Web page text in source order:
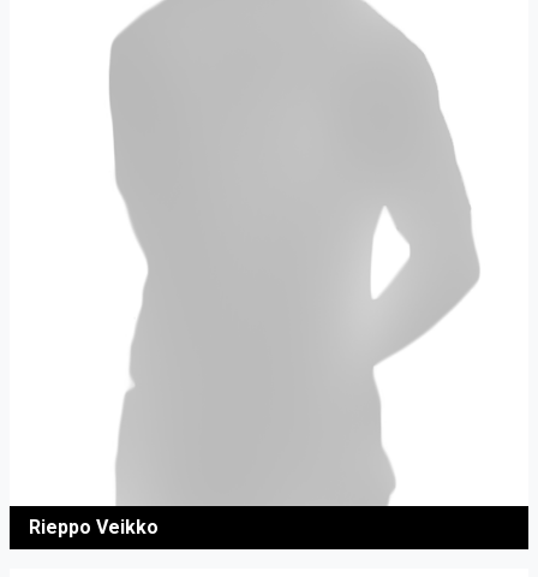
Rieppo Veikko